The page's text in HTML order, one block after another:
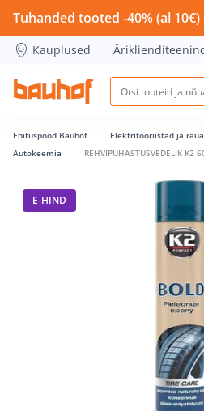
REHVIPUHASTUSVEDELIK K2
Tuhanded tooted -40% (al 10€)
Kauplused
Ehituspood Bauhof Elektritööriistad ja
Autokeemia
REHVIPUHASTUSVEDELIK K2
E-HIND